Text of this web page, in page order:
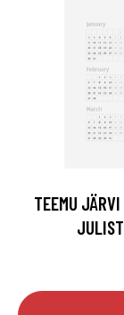
TEEMU